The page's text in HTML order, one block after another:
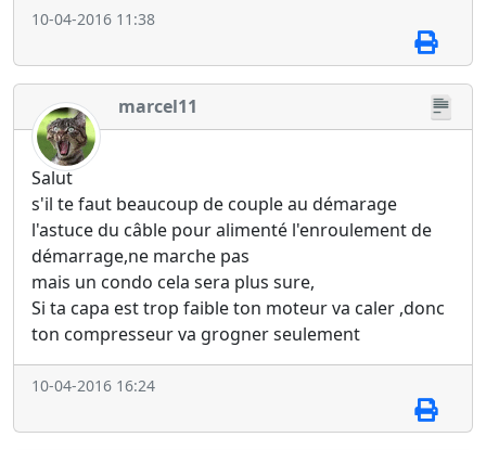
10-04-2016 11:38
marcel11
Salut
s'il te faut beaucoup de couple au démarage
l'astuce du câble pour alimenté l'enroulement de
démarrage,ne marche pas
mais un condo cela sera plus sure,
Si ta capa est trop faible ton moteur va caler ,donc
ton compresseur va grogner seulement
10-04-2016 16:24